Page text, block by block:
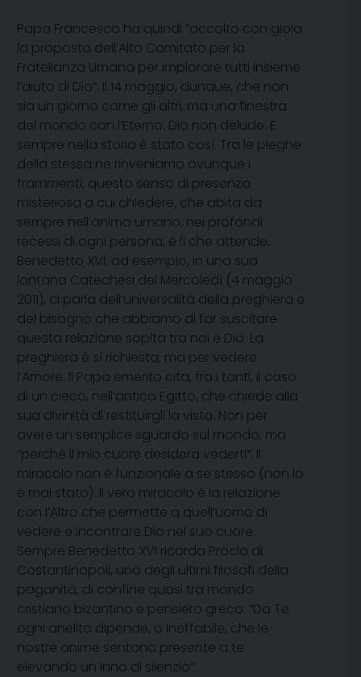
Papa Francesco ha quindi “accolto con gioia
la proposta dell’Alto Comitato per la
Fratellanza Umana per implorare tutti insieme
l’aiuto di Dio”. Il 14 maggio, dunque, che non
sia un giorno come gli altri, ma una finestra
del mondo con l’Eterno. Dio non delude. E
sempre nella storia è stato così. Tra le pieghe
della stessa ne rinveniamo ovunque i
frammenti; questo senso di presenza
misteriosa a cui chiedere, che abita da
sempre nell’animo umano, nei profondi
recessi di ogni persona, è lì che attende.
Benedetto XVI, ad esempio, in una sua
lontana Catechesi del Mercoledì (4 maggio
2011), ci parla dell’universalità della preghiera e
del bisogno che abbiamo di far suscitare
questa relazione sopita tra noi e Dio. La
preghiera è sì richiesta, ma per vedere
l’Amore. Il Papa emerito cita, fra i tanti, il caso
di un cieco, nell’antico Egitto, che chiede alla
sua divinità di restituirgli la vista. Non per
avere un semplice sguardo sul mondo, ma
“perché il mio cuore desidera vederti”. Il
miracolo non è funzionale a se stesso (non lo
è mai stato). Il vero miracolo è la relazione
con l’Altro che permette a quell’uomo di
vedere e incontrare Dio nel suo cuore.
Sempre Benedetto XVI ricorda Proclo di
Costantinopoli, uno degli ultimi filosofi della
paganità, di confine quasi tra mondo
cristiano bizantino e pensiero greco: “Da Te
ogni anelito dipende, o Ineffabile, che le
nostre anime sentono presente a te
elevando un Inno di silenzio”.